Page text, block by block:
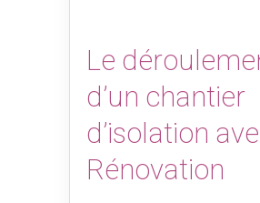
Le
d’un chantier
d’isolation
Rénovation